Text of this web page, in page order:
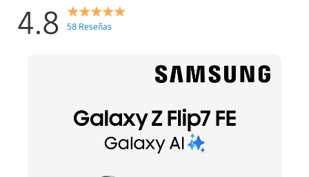
4.8 58 Reseñas